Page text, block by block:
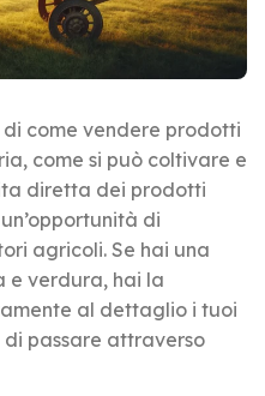
come vendere prodotti
come si può coltivare e
diretta dei prodotti
di
agricoli. Se hai una
e verdura, hai la
al dettaglio i tuoi
passare attraverso